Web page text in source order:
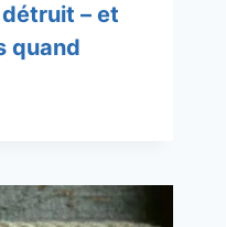
– et
quand